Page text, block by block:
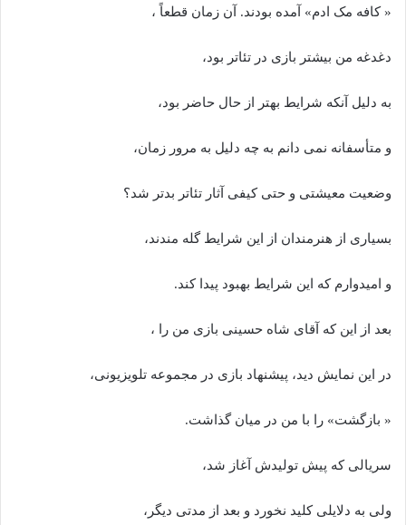
« کافه مک ادم» آمده بودند. آن زمان قطعاً ،
دغدغه من بیشتر بازی در تئاتر بود،
به دلیل آنکه شرایط بهتر از حال حاضر بود،
و متأسفانه نمی دانم به چه دلیل به مرور زمان،
وضعیت معیشتی و حتی کیفی آثار تئاتر بدتر شد؟
بسیاری از هنرمندان از این شرایط گله مندند،
و امیدوارم که این شرایط بهبود پیدا کند.
بعد از این که آقای شاه حسینی بازی من را ،
در این نمایش دید، پیشنهاد بازی در مجموعه تلویزیونی،
« بازگشت» را با من در میان گذاشت.
سریالی که پیش تولیدش آغاز شد،
ولی به دلایلی کلید نخورد و بعد از مدتی دیگر،